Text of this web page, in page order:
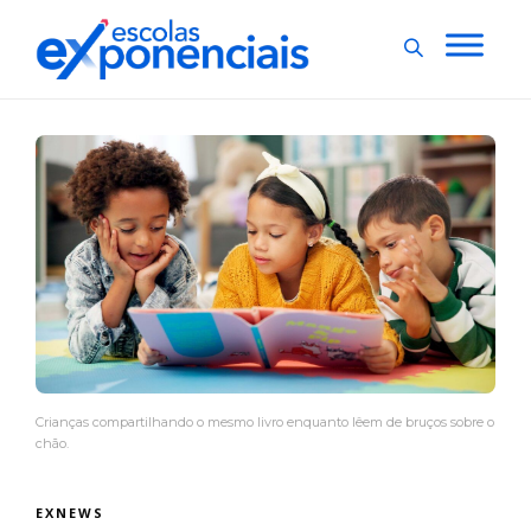
Crianças compartilhando o mesmo livro enquanto lêem de bruços sobre o
chão.
EXNEWS